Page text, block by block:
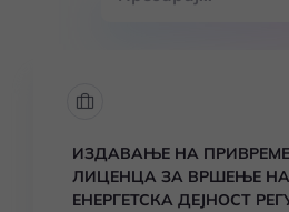
ИЗДАВАЊЕ НА
ЛИЦЕНЦА ЗА ВРШЕЊЕ НА
ЕНЕРГЕТСКА ДЕЈНОСТ